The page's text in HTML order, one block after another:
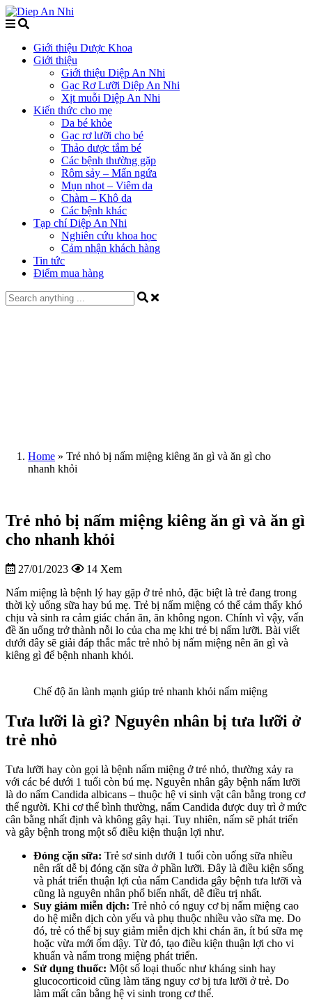
Giới thiệu Dược Khoa
Giới thiệu
Giới thiệu Diệp An Nhi
Gạc Rơ Lưỡi Diệp An Nhi
Xịt muỗi Diệp An Nhi
Kiến thức cho mẹ
Da bé khỏe
Gạc rơ lưỡi cho bé
Thảo dược tắm bé
Các bệnh thường gặp
Rôm sảy – Mẩn ngứa
Mụn nhọt – Viêm da
Chàm – Khô da
Các bệnh khác
Tạp chí Diệp An Nhi
Nghiên cứu khoa học
Cảm nhận khách hàng
Tin tức
Điểm mua hàng
Home » Trẻ nhỏ bị nấm miệng kiêng ăn gì và ăn gì cho
nhanh khỏi
Trẻ nhỏ bị nấm miệng kiêng ăn gì và ăn gì
cho nhanh khỏi
27/01/2023 14 Xem
Nấm miệng là bệnh lý hay gặp ở trẻ nhỏ, đặc biệt là trẻ đang trong
thời kỳ uống sữa hay bú mẹ. Trẻ bị nấm miệng có thể cảm thấy khó
chịu và sinh ra cảm giác chán ăn, ăn không ngon. Chính vì vậy, vấn
đề ăn uống trở thành nỗi lo của cha mẹ khi trẻ bị nấm lưỡi. Bài viết
dưới đây sẽ giải đáp thắc mắc trẻ nhỏ bị nấm miệng nên ăn gì và
kiêng gì để bệnh nhanh khỏi.
Chế độ ăn lành mạnh giúp trẻ nhanh khỏi nấm miệng
Tưa lưỡi là gì? Nguyên nhân bị tưa lưỡi ở
trẻ nhỏ
Tưa lưỡi hay còn gọi là bệnh nấm miệng ở trẻ nhỏ, thường xảy ra
với các bé dưới 1 tuổi còn bú mẹ. Nguyên nhân gây bệnh nấm lưỡi
là do nấm Candida albicans – thuộc hệ vi sinh vật cân bằng trong cơ
thể người. Khi cơ thể bình thường, nấm Candida được duy trì ở mức
cân bằng nhất định và không gây hại. Tuy nhiên, nấm sẽ phát triển
và gây bệnh trong một số điều kiện thuận lợi như.
Đóng cặn sữa: Trẻ sơ sinh dưới 1 tuổi còn uống sữa nhiều
nên rất dễ bị đóng cặn sữa ở phần lưỡi. Đây là điều kiện sống
và phát triển thuận lợi của nấm Candida gây bệnh tưa lưỡi và
cũng là nguyên nhân phổ biến nhất, dễ điều trị nhất.
Suy giảm miễn dịch: Trẻ nhỏ có nguy cơ bị nấm miệng cao
do hệ miễn dịch còn yếu và phụ thuộc nhiều vào sữa mẹ. Do
đó, trẻ có thể bị suy giảm miễn dịch khi chán ăn, ít bú sữa mẹ
hoặc vừa mới ốm dậy. Từ đó, tạo điều kiện thuận lợi cho vi
khuẩn và nấm trong miệng phát triển.
Sử dụng thuốc: Một số loại thuốc như kháng sinh hay
glucocorticoid cũng làm tăng nguy cơ bị tưa lưỡi ở trẻ. Do
làm mất cân bằng hệ vi sinh trong cơ thể.